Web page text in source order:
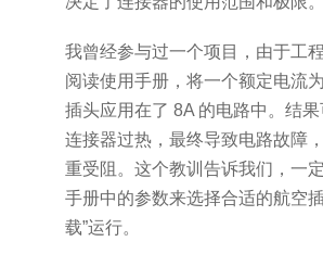
我曾经参与过一个项目，由于工
阅读使用手册，将一个额定电流
插头应用在了 8A 的电路中。结果
连接器过热，最终导致电路故障
重受阻。这个教训告诉我们，一
手册中的参数来选择合适的航空
载”运行。